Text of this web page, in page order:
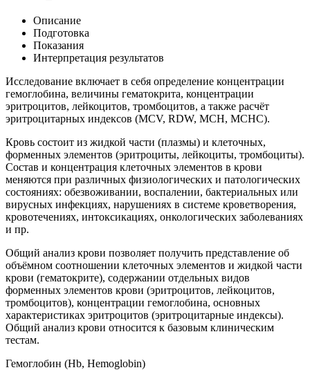
Описание
Подготовка
Показания
Интерпретация результатов
Исследование включает в себя определение концентрации
гемоглобина, величины гематокрита, концентрации
эритроцитов, лейкоцитов, тромбоцитов, а также расчёт
эритроцитарных индексов (MCV, RDW, MCH, MCHC).
Кровь состоит из жидкой части (плазмы) и клеточных,
форменных элементов (эритроциты, лейкоциты, тромбоциты).
Состав и концентрация клеточных элементов в крови
меняются при различных физиологических и патологических
состояниях: обезвоживании, воспалении, бактериальных или
вирусных инфекциях, нарушениях в системе кроветворения,
кровотечениях, интоксикациях, онкологических заболеваниях
и пр.
Общий анализ крови позволяет получить представление об
объёмном соотношении клеточных элементов и жидкой части
крови (гематокрите), содержании отдельных видов
форменных элементов крови (эритроцитов, лейкоцитов,
тромбоцитов), концентрации гемоглобина, основных
характеристиках эритроцитов (эритроцитарные индексы).
Общий анализ крови относится к базовым клиническим
тестам.
Гемоглобин (Hb, Hemoglobin)